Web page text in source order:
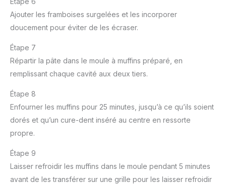
Ajouter les framboises surgelées et les incorporer
doucement pour éviter de les écraser.
Étape 7
Répartir la pâte dans le moule à muffins préparé, en
remplissant chaque cavité aux deux tiers.
Étape 8
Enfourner les muffins pour 25 minutes, jusqu’à ce qu’ils soient
dorés et qu’un cure-dent inséré au centre en ressorte
propre.
Étape 9
Laisser refroidir les muffins dans le moule pendant 5 minutes
avant de les transférer sur une grille pour les laisser refroidir